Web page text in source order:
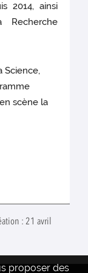
2014, ainsi
Science,
scène la
: 21 avril
proposer des